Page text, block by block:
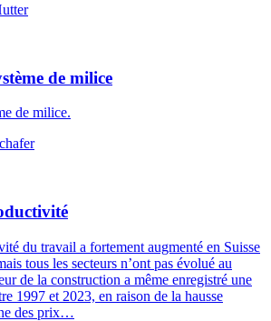
de milice
de milice.
du travail a fortement augmenté en Suisse
tous les secteurs n’ont pas évolué au
de la construction a même enregistré une
1997 et 2023, en raison de la hausse
des prix…